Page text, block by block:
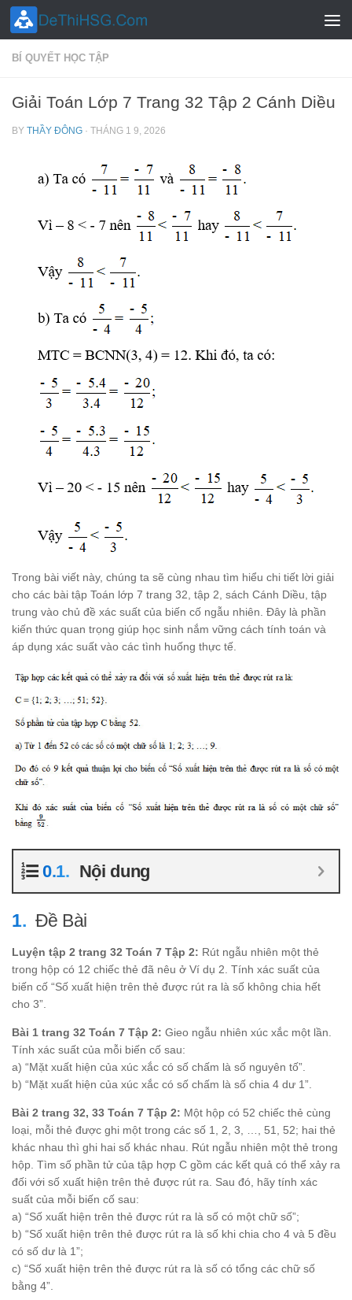
Skip to content
BÍ QUYẾT HỌC TẬP
Giải Toán Lớp 7 Trang 32 Tập 2 Cánh Diều
BY THẦY ĐÔNG · THÁNG 1 9, 2026
Trong bài viết này, chúng ta sẽ cùng nhau tìm hiểu chi tiết lời giải
cho các bài tập Toán lớp 7 trang 32, tập 2, sách Cánh Diều, tập
trung vào chủ đề xác suất của biến cố ngẫu nhiên. Đây là phần
kiến thức quan trọng giúp học sinh nắm vững cách tính toán và
áp dụng xác suất vào các tình huống thực tế.
Nội dung
Đề Bài
Luyện tập 2 trang 32 Toán 7 Tập 2: Rút ngẫu nhiên một thẻ
trong hộp có 12 chiếc thẻ đã nêu ở Ví dụ 2. Tính xác suất của
biến cố “Số xuất hiện trên thẻ được rút ra là số không chia hết
cho 3”.
Bài 1 trang 32 Toán 7 Tập 2: Gieo ngẫu nhiên xúc xắc một lần.
Tính xác suất của mỗi biến cố sau:
a) “Mặt xuất hiện của xúc xắc có số chấm là số nguyên tố”.
b) “Mặt xuất hiện của xúc xắc có số chấm là số chia 4 dư 1”.
Bài 2 trang 32, 33 Toán 7 Tập 2: Một hộp có 52 chiếc thẻ cùng
loại, mỗi thẻ được ghi một trong các số 1, 2, 3, …, 51, 52; hai thẻ
khác nhau thì ghi hai số khác nhau. Rút ngẫu nhiên một thẻ trong
hộp. Tìm số phần tử của tập hợp C gồm các kết quả có thể xảy ra
đối với số xuất hiện trên thẻ được rút ra. Sau đó, hãy tính xác
suất của mỗi biến cố sau:
a) “Số xuất hiện trên thẻ được rút ra là số có một chữ số”;
b) “Số xuất hiện trên thẻ được rút ra là số khi chia cho 4 và 5 đều
có số dư là 1”;
c) “Số xuất hiện trên thẻ được rút ra là số có tổng các chữ số
bằng 4”.